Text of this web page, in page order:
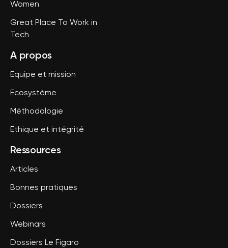
Women
Great Place To Work in
Tech
A propos
Equipe et mission
Ecosystème
Méthodologie
Ethique et intégrité
Ressources
Articles
Bonnes pratiques
Dossiers
Webinars
Dossiers Le Figaro